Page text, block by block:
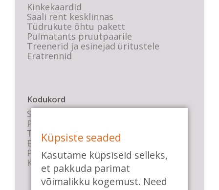
Kinkekaardid
Saali rent kesklinnas
Tüdrukute õhtu pakett
Pulmatants pruutpaarile
Treenerid ja esinejad üritustele
Eratrennid
Kodukord
Stuudio sisekord
Privaatsustingimused
Tasemete kirjeldused
E-poe tingimused
Parkimise info
KKK
Küpsiste seaded
Kasutame küpsiseid selleks,
et pakkuda parimat
võimalikku kogemust. Need